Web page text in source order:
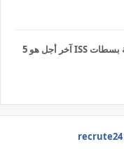
مباراة ولوج معهد علوم الرياضة بسطات ISS آخر أجل هو 5
recrute24